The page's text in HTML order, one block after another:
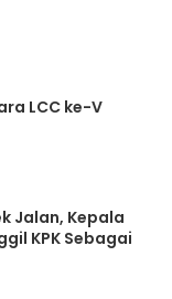
LCC ke-V
Jalan, Kepala
KPK Sebagai